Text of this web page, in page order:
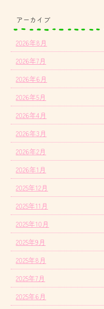
アーカイブ
2026年8月
2026年7月
2026年6月
2026年5月
2026年4月
2026年3月
2026年2月
2026年1月
2025年12月
2025年11月
2025年10月
2025年9月
2025年8月
2025年7月
2025年6月